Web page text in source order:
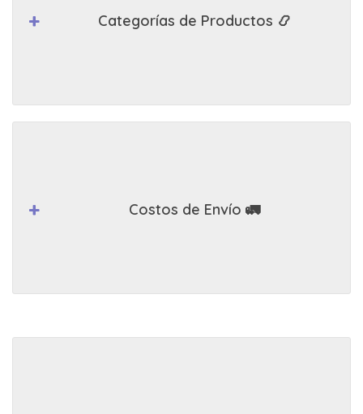
Categorías de Productos 📿
Costos de Envío 🚛